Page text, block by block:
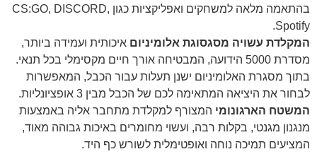
בהתאמה מלאה למשחקים ואפליקציות כגון CS:GO, DISCORD,
Spotify.
המקלדת עשויה מסגסוגת אלומיניום איכותית ועמידה ביותר,
מסדרת 5000 הידועה, המבטיחה אורך חיים מקסימלי בכל תנאי.
בתוך מסגרת האלומיניום ישנן תעלות עבור הכבל, המאפשרות
לבחור את היציאה המתאימה לכם של הכבל מבין 3 אופציונליות.
המשטח הארגונומי המצורף למקלדת מתחבר אליה באמצעות
מנגנון מגנטי, בקלות רבה, ועשוי מחומרים באיכות גבוהה מאוד,
המציעים תמיכה נוחה ואופטימלית לשורש כף היד.